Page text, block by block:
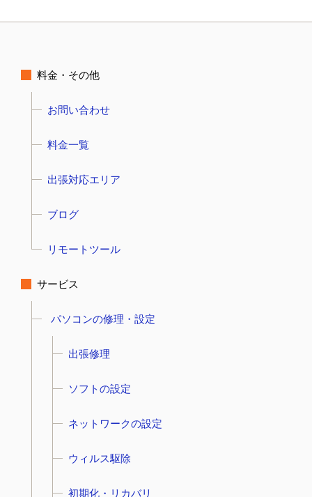
料金・その他
お問い合わせ
料金一覧
出張対応エリア
ブログ
リモートツール
サービス
パソコンの修理・設定
出張修理
ソフトの設定
ネットワークの設定
ウィルス駆除
初期化・リカバリ